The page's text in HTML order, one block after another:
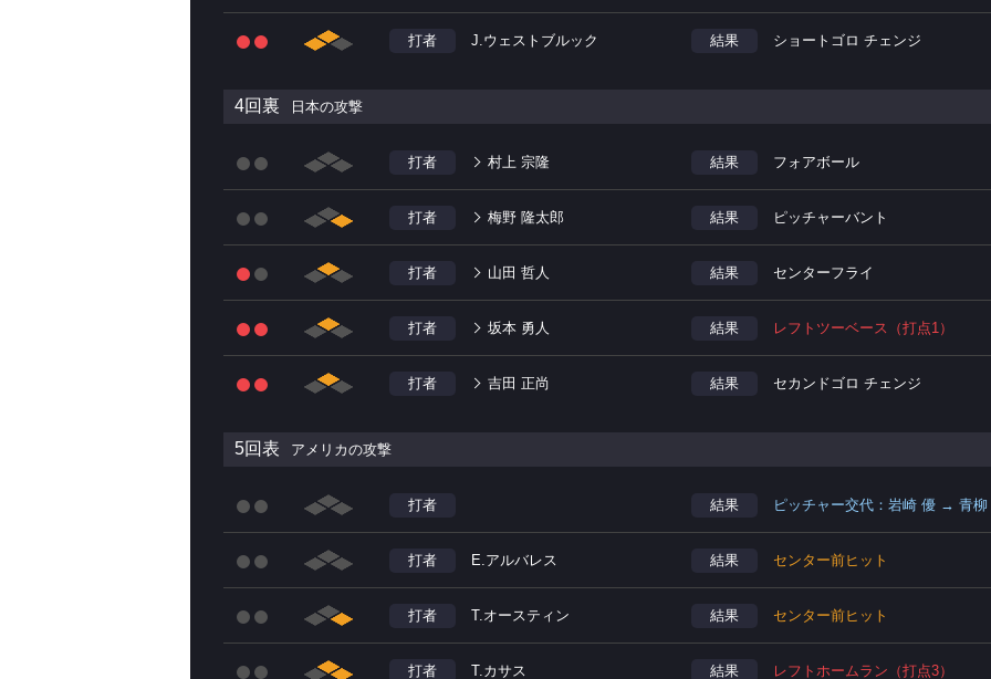
打者 J.ウェストブルック 結果 ショートゴロ チェンジ
4回裏 日本の攻撃
打者 村上 宗隆 結果 フォアボール
打者 梅野 隆太郎 結果 ピッチャーバント
打者 山田 哲人 結果 センターフライ
打者 坂本 勇人 結果 レフトツーベース（打点1）
打者 吉田 正尚 結果 セカンドゴロ チェンジ
5回表 アメリカの攻撃
打者 結果 ピッチャー交代：岩崎 優 → 青柳
打者 E.アルバレス 結果 センター前ヒット
打者 T.オースティン 結果 センター前ヒット
打者 T.カサス 結果 レフトホームラン（打点3）